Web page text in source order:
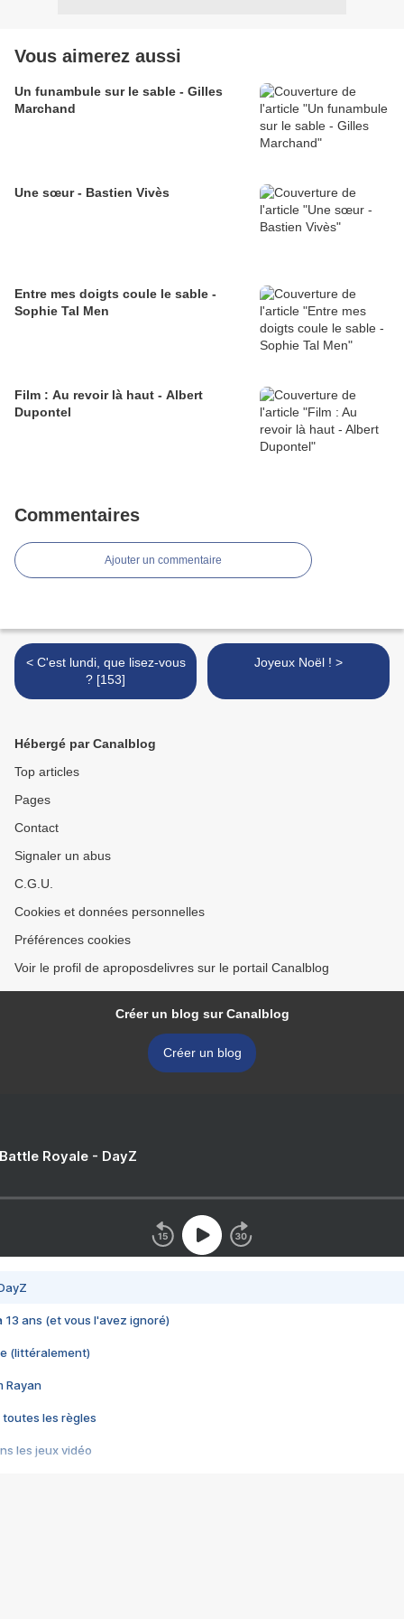
Vous aimerez aussi
Un funambule sur le sable - Gilles
Marchand
Une sœur - Bastien Vivès
Entre mes doigts coule le sable -
Sophie Tal Men
Film : Au revoir là haut - Albert
Dupontel
Commentaires
Ajouter un commentaire
< C'est lundi, que lisez-vous
? [153]
Joyeux Noël ! >
Hébergé par Canalblog
Top articles
Pages
Contact
Signaler un abus
C.G.U.
Cookies et données personnelles
Préférences cookies
Voir le profil de aproposdelivres sur le portail Canalblog
Créer un blog sur Canalblog
Créer un blog
Royale - DayZ
13 ans (et vous l'avez ignoré)
(littéralement)
Rayan
toutes les règles
les jeux vidéo